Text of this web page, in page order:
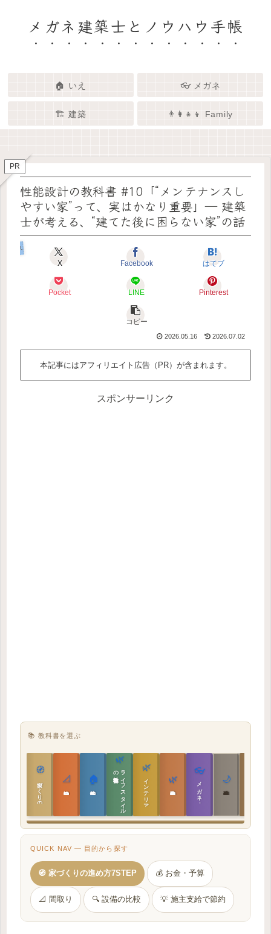
メガネ建築士とノウハウ手帳
🏠 いえ 👓 メガネ
🏗️ 建築 👨‍👩‍👧‍👦 Family
🏠✨ 建築士と考える「いい家」
👓✨ メガネの奥にある「わたし
🏗️✨ 建築 × エンタメで、暮らし
👨‍👩‍👧🌿 Family – 暮らしを育て
PR
性能設計の教科書 #10「“メンテナンスし
やすい家”って、実はかなり重要」― 建築
士が考える、“建てた後に困らない家”の話
いえのキホン
X Facebook はてブ
Pocket LINE Pinterest
コピー
2026.05.16 2026.07.02
本記事にはアフィリエイト広告（PR）が含まれます。
スポンサーリンク
📚 教科書を選ぶ
🧭
家づくりの教科書 📐
実施設計の教科書
🏠
性能設計の教科書
🌿
ラ
イ
フ
ス
タ
イ
ル
の
教科書 🌿
インテリア設計 🌿
敷地設計の教科書
👓
メガネ｜転職 🌙
建築思想の教科書
QUICK NAV — 目的から探す
🧭 家づくりの進め方7STEP 💰 お金・予算
📐 間取り 🔍 設備の比較 💡 施主支給で節約